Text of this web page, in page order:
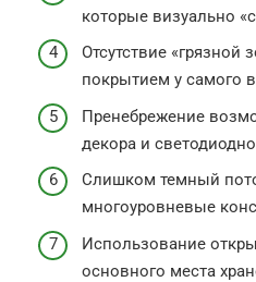
которые визуально
Отсутствие «грязной
покрытием у самого
Пренебрежение
декора и
Слишком темный
многоуровневые
Использование
основного места